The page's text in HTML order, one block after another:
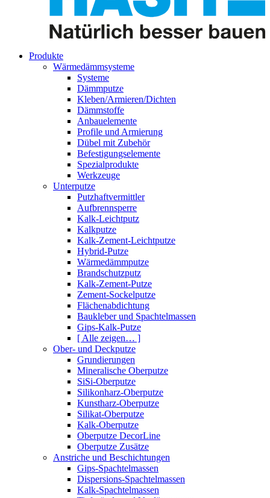
Produkte
Wärmedämmsysteme
Systeme
Dämmputze
Kleben/Armieren/Dichten
Dämmstoffe
Anbauelemente
Profile und Armierung
Dübel mit Zubehör
Befestigungselemente
Spezialprodukte
Werkzeuge
Unterputze
Putzhaftvermittler
Aufbrennsperre
Kalk-Leichtputz
Kalkputze
Kalk-Zement-Leichtputze
Hybrid-Putze
Wärmedämmputze
Brandschutzputz
Kalk-Zement-Putze
Zement-Sockelputze
Flächenabdichtung
Baukleber und Spachtelmassen
Gips-Kalk-Putze
[ Alle zeigen… ]
Ober- und Deckputze
Grundierungen
Mineralische Oberputze
SiSi-Oberputze
Silikonharz-Oberputze
Kunstharz-Oberputze
Silikat-Oberputze
Kalk-Oberputze
Oberputze DecorLine
Oberputze Zusätze
Anstriche und Beschichtungen
Gips-Spachtelmassen
Dispersions-Spachtelmassen
Kalk-Spachtelmassen